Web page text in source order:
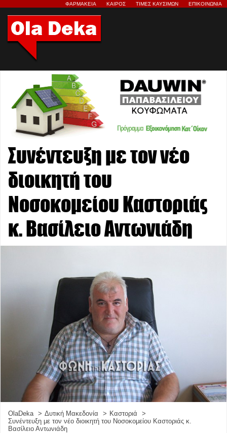
ΦΑΡΜΑΚΕΙΑ ΚΑΙΡΟΣ ΤΙΜΕΣ ΚΑΥΣΙΜΩΝ ΕΠΙΚΟΙΝΩΝΙΑ
Συνέντευξη με τον νέο
διοικητή του
Νοσοκομείου Καστοριάς
κ. Βασίλειο Αντωνιάδη
OlaDeka Δυτική Μακεδονία
Καστοριά
Συνέντευξη με τον νέο διοικητή του Νοσοκομείου Καστοριάς κ.
Βασίλειο Αντωνιάδη